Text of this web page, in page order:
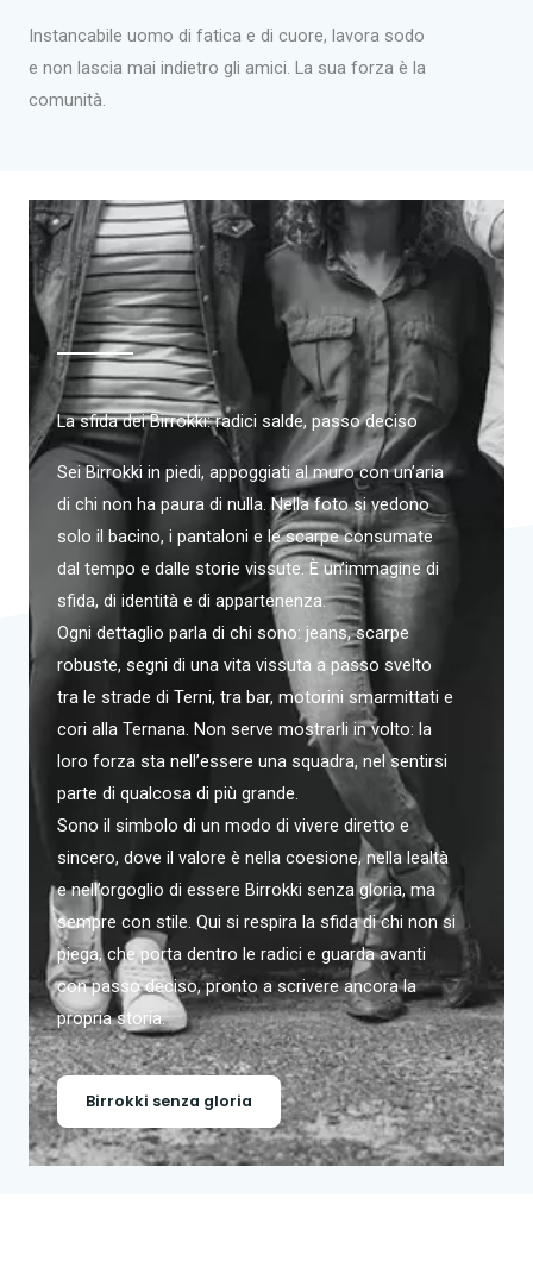
Instancabile uomo di fatica e di cuore, lavora sodo
e non lascia mai indietro gli amici. La sua forza è la
comunità.
La sfida dei Birrokki: radici salde, passo deciso
Sei Birrokki in piedi, appoggiati al muro con un’aria
di chi non ha paura di nulla. Nella foto si vedono
solo il bacino, i pantaloni e le scarpe consumate
dal tempo e dalle storie vissute. È un’immagine di
sfida, di identità e di appartenenza.
Ogni dettaglio parla di chi sono: jeans, scarpe
robuste, segni di una vita vissuta a passo svelto
tra le strade di Terni, tra bar, motorini smarmittati e
cori alla Ternana. Non serve mostrarli in volto: la
loro forza sta nell’essere una squadra, nel sentirsi
parte di qualcosa di più grande.
Sono il simbolo di un modo di vivere diretto e
sincero, dove il valore è nella coesione, nella lealtà
e nell’orgoglio di essere Birrokki senza gloria, ma
sempre con stile. Qui si respira la sfida di chi non si
piega, che porta dentro le radici e guarda avanti
con passo deciso, pronto a scrivere ancora la
propria storia.
Birrokki senza gloria